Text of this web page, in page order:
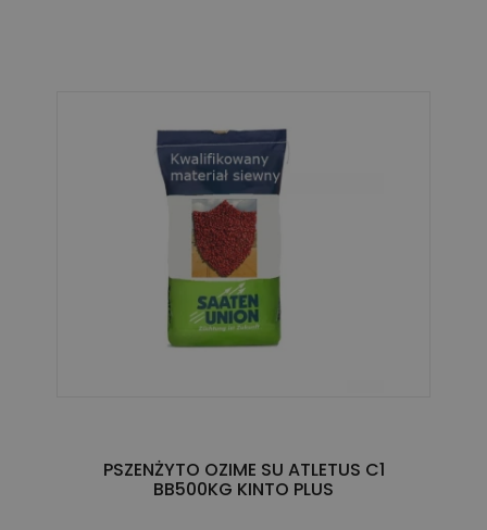
PSZENŻYTO OZIME SU ATLETUS C1
BB500KG KINTO PLUS